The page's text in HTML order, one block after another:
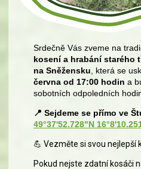
Srdečně Vás zveme na
kosení a hrabání starého
na Sněžensku , která se
června od 17:00 hodin a
sobotních odpoledních
📍 Sejdeme se přímo ve
49°37'52.728"N
💪 Vezměte si svou nejlepší
Pokud nejste zdatní kosáči